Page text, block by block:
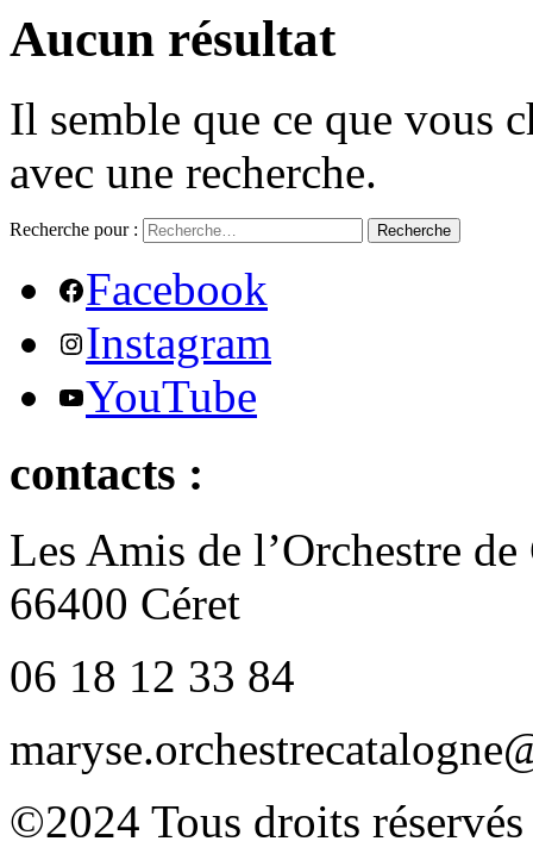
Aucun résultat
Il semble que ce que vous
avec une recherche.
Recherche pour : Recherche
Facebook
Instagram
YouTube
contacts :
Les Amis de l’Orchestre
66400 Céret
06 18 12 33 84
©2024 Tous droits